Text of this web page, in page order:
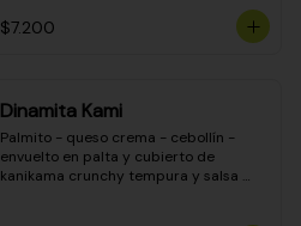
$7.200
Dinamita Kami
Palmito - queso crema - cebollín -
envuelto en palta y cubierto de
kanikama crunchy tempura y salsa